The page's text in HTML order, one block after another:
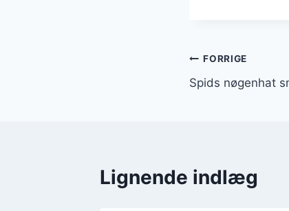
FORRIGE
Spids nøgenhat
Lignende indlæg